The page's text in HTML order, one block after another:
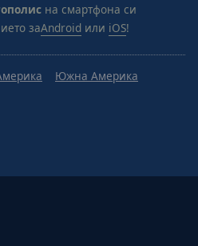
на смартфона си
заAndroid или iOS!
Южна Америка